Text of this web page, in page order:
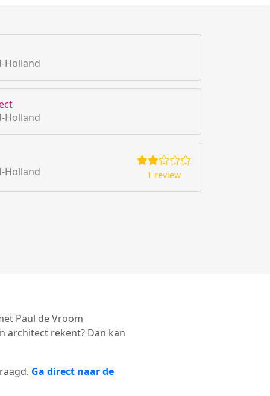
Holland
Holland
Holland 1 review
Paul de Vroom
architect rekent? Dan kan
Ga direct naar de